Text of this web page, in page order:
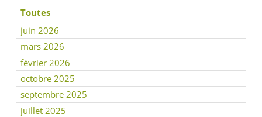
Toutes
juin 2026
mars 2026
février 2026
octobre 2025
septembre 2025
juillet 2025